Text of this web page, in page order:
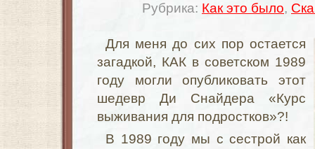
Рубрика: Как это было,
Для меня до сих пор остается
загадкой, КАК в советском 1989
году могли опубликовать этот
шедевр Ди Снайдера «Курс
выживания для подростков»?!
В 1989 году мы с сестрой как